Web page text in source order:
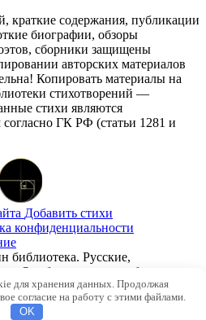
краткие содержания, публикации
биографии, обзоры
сборники защищены
авторских материалов
Копировать материалы на
стихотворений —
стихи являются
ГК РФ (статьи 1281 и
Добавить стихи
конфиденциальности
библиотека. Русские,
Опубликованы и публикуем
Каждый может опубликовать у
для хранения данных. Продолжая
согласие на работу с этими файлами.
OK